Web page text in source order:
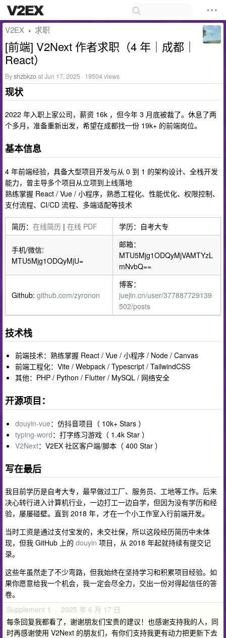
V2EX › 求职
[前端] V2Next 作者求职（4 年｜成都｜
React）
Byshzbkzoat Jun 17, 2025 · 19504 views
现状
2022 年入职上家公司，薪资 16k ，但今年 3 月底被裁了。休息了两
个多月，准备重新出发，希望在成都找一份 19k+ 的前端岗位。
基本信息
4 年前端经验，具备大型项目开发与从 0 到 1 的架构设计、全栈开发
能力，曾主导多个项目从立项到上线落地
熟练掌握 React / Vue / 小程序，熟悉工程化、性能优化、权限控制、
支付流程、CI/CD 流程、多端适配等技术
简历： 在线简历 | 在线 PDF 学历：自考大专
手机/微信:
MTU5Mjg1ODQyMjU=
邮箱：
MTU5Mjg1ODQyMjVAMTYzL
mNvbQ==
Github: github.com/zyronon
博客：
juejin.cn/user/377887729139
502/posts
技术栈
前端技术：熟练掌握 React / Vue / 小程序 / Node / Canvas
前端工程化：Vite / Webpack / Typescript / TailwindCSS
其他：PHP / Python / Flutter / MySQL / 网络安全
开源项目：
douyin-vue：仿抖音项目（ 10k+ Stars ）
typing-word：打字练习游戏（ 1.4k Star ）
V2Next：V2EX 社区客户端/脚本（ 400 Star ）
写在最后
我目前学历是自考大专，最早做过工厂、服务员、工地等工作。后来
决心转行进入计算机行业，一边打工一边自学，但因为没有学历和经
验，屡屡碰壁。直到 2018 年，才在一个小工作室入行前端开发。
当时工资是通过支付宝发的，未交社保，所以这段经历简历中未体
现，但我 GitHub 上的 douyin 项目，从 2018 年起就持续有提交记
录。
这些年虽然走了不少弯路，但我始终在坚持学习和积累项目经验。如
果你愿意给我一个机会，我一定会尽全力，交出一份对得起信任的答
卷。
Supplement 1 · 2025 年 6 月 17 日
每条回复我都看了，谢谢朋友们宝贵的建议！也感谢支持我的人，同
时再感谢使用 V2Next 的朋友们，有你们支持我更有动力把更新下去